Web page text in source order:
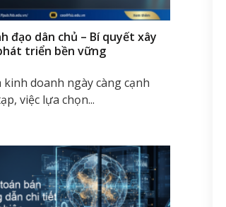
đạo dân chủ – Bí quyết xây
triển bền vững
doanh ngày càng cạnh
việc lựa chọn...